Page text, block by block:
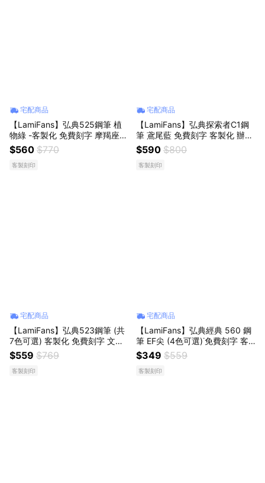
宅配商品
【LamiFans】弘典525鋼筆 植
物綠 -客製化 免費刻字 摩羯座生
日快樂 生日禮 職場禮 文字書寫
好友 同事 情侶 送上祝福 送禮首
選
$560 $770
客製刻印
宅配商品
【LamiFans】弘典探索者C1鋼
筆 鳶尾藍 免費刻字 客製化 辦公
室 學校 書寫流暢 情人獻禮 生日
禮 職場禮 情人節
$590 $800
客製刻印
宅配商品
【LamiFans】弘典523鋼筆 (共
7色可選) 客製化 免費刻字 文具
書寫 辦公室 出差 送女友 好友 同
事 業務 生日禮 職場禮 送上祝福
$559 $769
客製刻印
宅配商品
【LamiFans】弘典經典 560 鋼
筆 EF尖 (4色可選)˙免費刻字 客
製化 辦公室 學校 書寫流暢 情人
獻禮 生日禮 職場禮 情人節
$349 $559
客製刻印